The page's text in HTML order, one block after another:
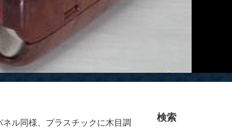
ル同様、プラスチックに木目調 検索